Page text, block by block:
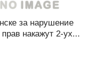
за нарушение
накажут 2-ух...